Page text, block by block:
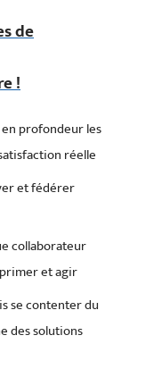
de
!
profondeur les
réelle
et fédérer
collaborateur
et agir
se contenter du
des solutions